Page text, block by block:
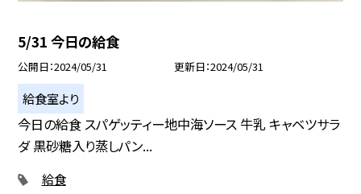
5/31 今日の給食
公開日 2024/05/31 更新日 2024/05/31
給食室より
今日の給食 スパゲッティー地中海ソース 牛乳 キャベツサラ
ダ 黒砂糖入り蒸しパン...
給食